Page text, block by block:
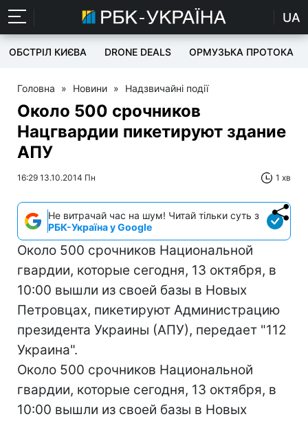
UA
ОБСТРІЛ КИЄВА DRONE DEALS ОРМУЗЬКА ПРОТОКА
Головна » Новини » Надзвичайні події
Около 500 срочников
Нацгвардии пикетируют здание
АПУ
16:29 13.10.2014 Пн 1 хв
Не витрачай час на шум! Читай тільки суть з
РБК-Україна у Google
Около 500 срочников Национальной
гвардии, которые сегодня, 13 октября, в
10:00 вышли из своей базы в Новых
Петровцах, пикетируют Администрацию
президента Украины (АПУ), передает "112
Украина".
Около 500 срочников Национальной
гвардии, которые сегодня, 13 октября, в
10:00 вышли из своей базы в Новых